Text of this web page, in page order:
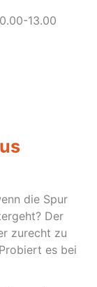
13.00
die Spur
Der
zurecht zu
es bei